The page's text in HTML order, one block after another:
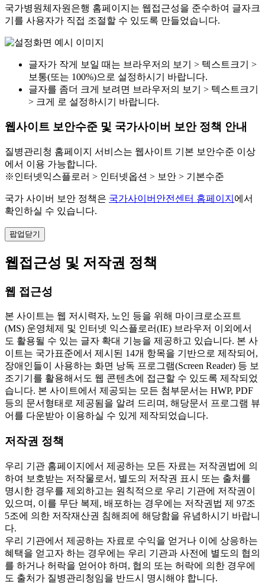
국가병원체자원은행 홈페이지는 웹접근성을 준수하여 글자크
기를 사용자가 직접 조절할 수 있도록 만들었습니다.
글자가 작게 보일 때는 브라우저의 보기 > 텍스트크기 >
보통(또는 100%)으로 설정하시기 바랍니다.
글자를 좀더 크게 보려면 브라우저의 보기 > 텍스트크기
> 크게 로 설정하시기 바랍니다.
웹사이트 보안수준 및 국가사이버 보안 정책 안내
질병관리청 홈페이지 서비스는 웹사이트 기본 보안수준 이상
에서 이용 가능합니다.
※인터넷익스플로러 > 인터넷옵션 > 보안 > 기본수준
국가 사이버 보안 정책은 국가사이버안전센터 홈페이지 에서
확인하실 수 있습니다.
팝업닫기
웹접근성 및 저작권 정책
웹 접근성
본 사이트는 웹 저시력자, 노인 등을 위해 마이크로소프트
(MS) 운영체제 및 인터넷 익스플로러(IE) 브라우저 이외에서
도 활용될 수 있는 글자 확대 기능을 제공하고 있습니다. 본 사
이트는 국가표준에서 제시된 14개 항목을 기반으로 제작되어,
장애인들이 사용하는 화면 낭독 프로그램(Screen Reader) 등 보
조기기를 활용해서도 웹 콘텐츠에 접근할 수 있도록 제작되었
습니다. 본 사이트에서 제공되는 모든 첨부문서는 HWP, PDF
등의 문서형태로 제공됨을 알려 드리며, 해당문서 프로그램 뷰
어를 다운받아 이용하실 수 있게 제작되었습니다.
저작권 정책
우리 기관 홈페이지에서 제공하는 모든 자료는 저작권법에 의
하여 보호받는 저작물로서, 별도의 저작권 표시 또는 출처를
명시한 경우를 제외하고는 원칙적으로 우리 기관에 저작권이
있으며, 이를 무단 복제, 배포하는 경우에는 저작권법 제 97조
5조에 의한 저작재산권 침해죄에 해당함을 유념하시기 바랍니
다.
우리 기관에서 제공하는 자료로 수익을 얻거나 이에 상응하는
혜택을 얻고자 하는 경우에는 우리 기관과 사전에 별도의 협의
를 하거나 허락을 얻어야 하며, 협의 또는 허락에 의한 경우에
도 출처가 질병관리청임을 반드시 명시해야 합니다.